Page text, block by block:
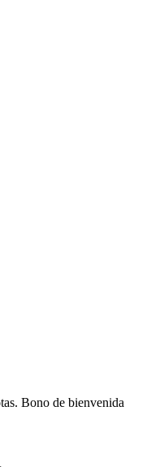
Bono de bienvenida